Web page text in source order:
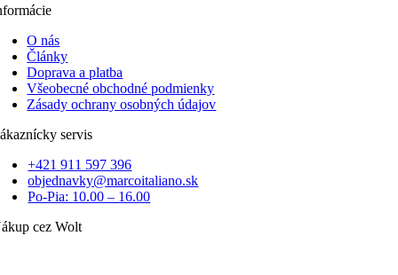
O nás
Články
Doprava a platba
Všeobecné obchodné podmienky
Zásady ochrany osobných údajov
servis
+421 911 597 396
objednavky@marcoitaliano.sk
Po-Pia: 10.00 – 16.00
cez Wolt